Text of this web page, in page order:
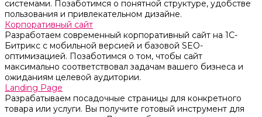
системами. Позаботимся о понятной структуре, удобстве
пользования и привлекательном дизайне.
Корпоративный сайт
Разработаем современный корпоративный сайт на 1С-
Битрикс с мобильной версией и базовой SEO-
оптимизацией. Позаботимся о том, чтобы сайт
максимально соответствовал задачам вашего бизнеса и
ожиданиям целевой аудитории.
Landing Page
Разрабатываем посадочные страницы для конкретного
товара или услуги. Вы получите готовый инструмент для